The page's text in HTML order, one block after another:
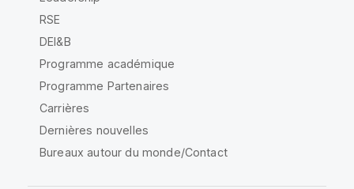
RSE
DEI&B
Programme académique
Programme Partenaires
Carrières
Dernières nouvelles
Bureaux autour du monde/Contact